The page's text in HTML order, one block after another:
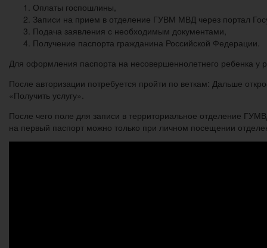
Оплаты госпошлины,
Записи на прием в отделение ГУВМ МВД через портал
Подача заявления с необходимым документами,
Получение паспорта гражданина Российской Федерации.
Для оформления паспорта на несовершеннолетнего ребенка у
После авторизации потребуется пройти по веткам: Дальше
«Получить услугу».
После чего поле для записи в территориальное отделение
на первый паспорт можно только при личном посещении